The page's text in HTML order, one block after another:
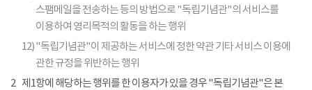
스팸메일을 전송하는 등의 방법으로 "독립기념관"의 서비스를
이용하여 영리목적의 활동을 하는 행위
12)"독립기념관"이 제공하는 서비스에 정한 약관 기타 서비스 이용에
관한 규정을 위반하는 행위
2 제1항에 해당하는 행위를 한 이용자가 있을 경우 "독립기념관"은 본